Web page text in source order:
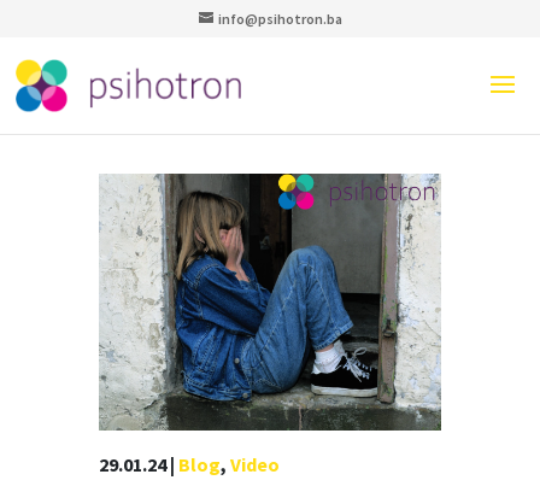
info@psihotron.ba
29.01.24| Blog,Video